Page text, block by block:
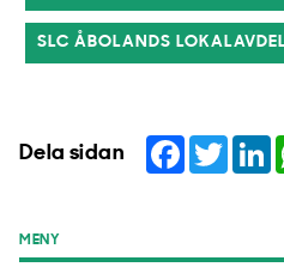
SLC ÅBOLANDS
Dela sidan Facebook
Twitter
MENY